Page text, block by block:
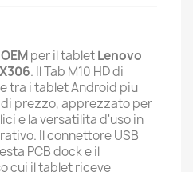
OEMper il tabletLenovo
. Il Tab M10 HD di
tra i tablet Android piu
prezzo, apprezzato per
e la versatilita d'uso in
Il connettore USB
PCB dock e il
cui il tablet riceve